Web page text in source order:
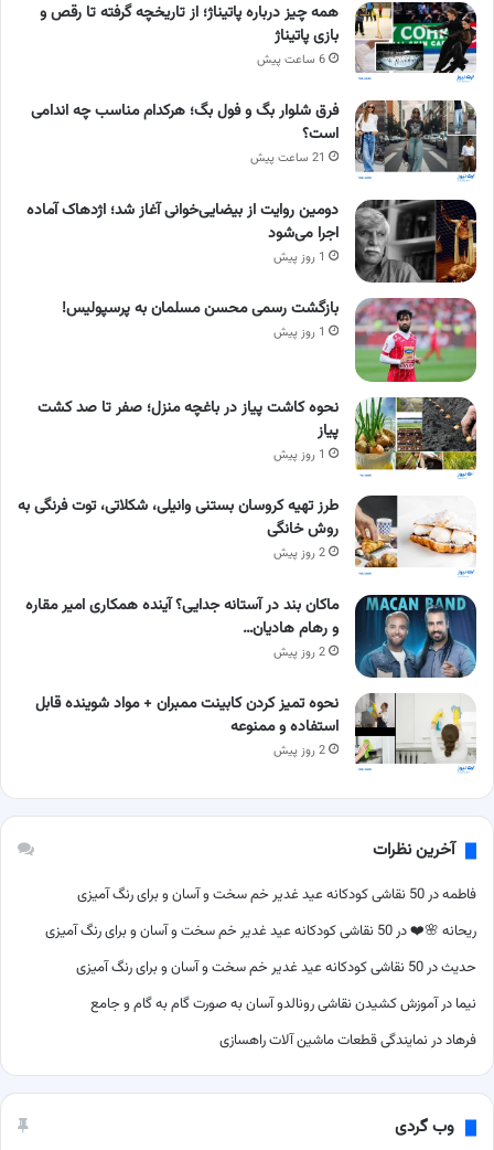
همه چیز درباره پاتیناژ؛ از تاریخچه گرفته تا رقص و
بازی پاتیناژ
6 ساعت پیش
فرق شلوار بگ و فول بگ؛ هرکدام مناسب چه اندامی
است؟
21 ساعت پیش
دومین روایت از بیضایی‌خوانی آغاز شد؛ اژدهاک آماده
اجرا می‌شود
1 روز پیش
بازگشت رسمی محسن مسلمان به پرسپولیس!
1 روز پیش
نحوه کاشت پیاز در باغچه منزل؛ صفر تا صد کشت
پیاز
1 روز پیش
طرز تهیه کروسان بستنی وانیلی، شکلاتی، توت فرنگی به
روش خانگی
2 روز پیش
ماکان بند در آستانه جدایی؟ آینده همکاری امیر مقاره
و رهام هادیان…
2 روز پیش
نحوه تمیز کردن کابینت ممبران + مواد شوینده قابل
استفاده و ممنوعه
2 روز پیش
آخرین نظرات
فاطمهدر50 نقاشی کودکانه عید غدیر خم سخت و آسان و برای رنگ آمیزی
ریحانه 🌸❤️در50 نقاشی کودکانه عید غدیر خم سخت و آسان و برای رنگ آمیزی
حدیثدر50 نقاشی کودکانه عید غدیر خم سخت و آسان و برای رنگ آمیزی
نیما درآموزش کشیدن نقاشی رونالدو آسان به صورت گام به گام و جامع
فرهاددر نمایندگی قطعات ماشین آلات راهسازی
وب گردی